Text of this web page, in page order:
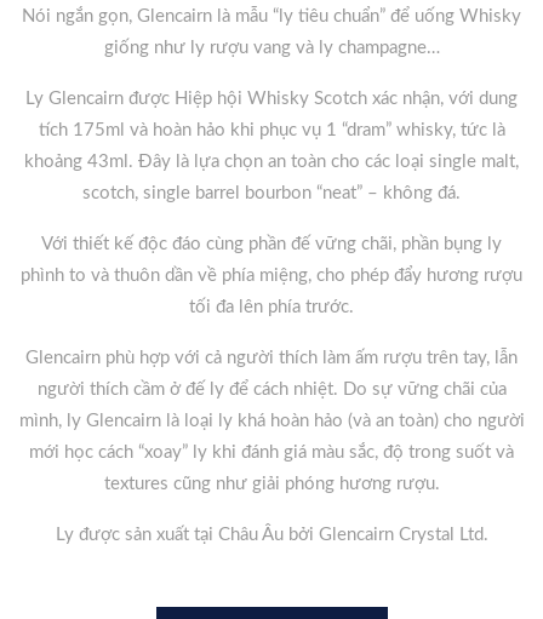
Nói ngắn gọn, Glencairn là mẫu “ly tiêu chuẩn” để uống Whisky
giống như ly rượu vang và ly champagne…
Ly Glencairn được Hiệp hội Whisky Scotch xác nhận, với dung
tích 175ml và hoàn hảo khi phục vụ 1 “dram” whisky, tức là
khoảng 43ml. Đây là lựa chọn an toàn cho các loại single malt,
scotch, single barrel bourbon “neat” – không đá.
Với thiết kế độc đáo cùng phần đế vững chãi, phần bụng ly
phình to và thuôn dần về phía miệng, cho phép đẩy hương rượu
tối đa lên phía trước.
Glencairn phù hợp với cả người thích làm ấm rượu trên tay, lẫn
người thích cầm ở đế ly để cách nhiệt. Do sự vững chãi của
mình, ly Glencairn là loại ly khá hoàn hảo (và an toàn) cho người
mới học cách “xoay” ly khi đánh giá màu sắc, độ trong suốt và
textures cũng như giải phóng hương rượu.
Ly được sản xuất tại Châu Âu bởi Glencairn Crystal Ltd.